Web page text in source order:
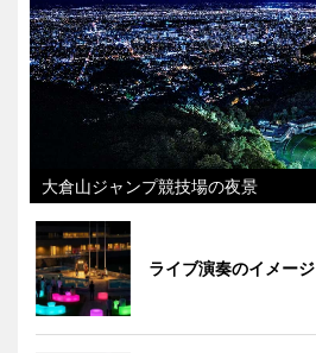
大倉山ジャンプ競技場の夜景
ライブ演奏のイメージ